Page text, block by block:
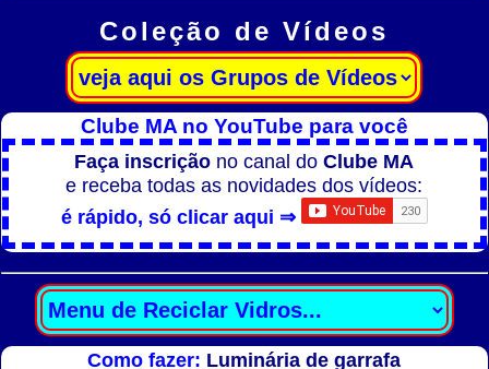
Coleção de Vídeos
Clube MA no YouTube para você
Faça inscrição no canal doClube MA
e receba todas as novidades dos vídeos:
é rápido, só clicar aqui ⇒
Como fazer: Luminária de garrafa